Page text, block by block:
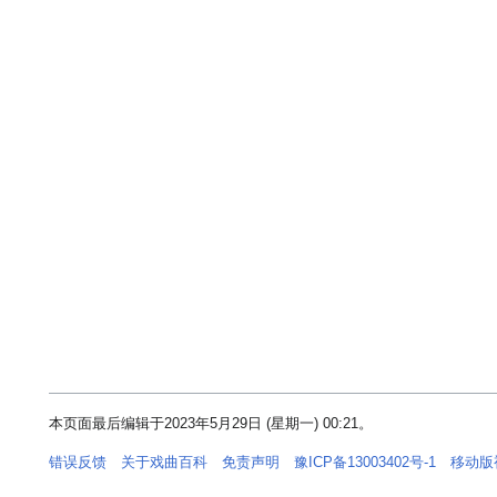
本页面最后编辑于2023年5月29日 (星期一) 00:21。
错误反馈 关于戏曲百科 免责声明 豫ICP备13003402号-1 移动版